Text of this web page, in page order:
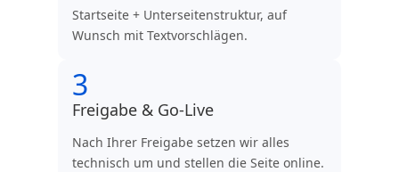
Startseite + Unterseitenstruktur, auf
Wunsch mit Textvorschlägen.
3
Freigabe & Go‑Live
Nach Ihrer Freigabe setzen wir alles
technisch um und stellen die Seite online.